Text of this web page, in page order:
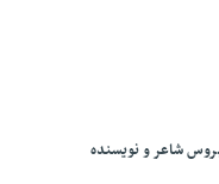
شاعر و نویسنده